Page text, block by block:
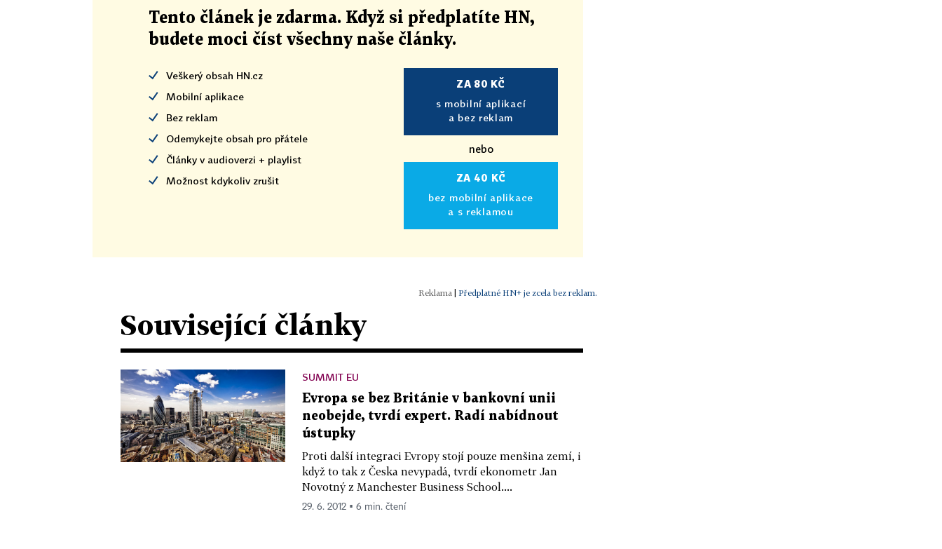
Tento článek je zdarma. Když si předplatíte HN,
budete moci číst všechny naše články.
Veškerý obsah HN.cz
Mobilní aplikace
Bez reklam
Odemykejte obsah pro přátele
Články v audioverzi + playlist
Možnost kdykoliv zrušit
ZA 80 KČ
s mobilní aplikací
a bez reklam
nebo
ZA 40 KČ
bez mobilní aplikace
a s reklamou
| Předplatné HN+ je zcela bez reklam.
Související články
SUMMIT EU
Evropa se bez Británie v bankovní unii
neobejde, tvrdí expert. Radí nabídnout
ústupky
Proti další integraci Evropy stojí pouze menšina zemí, i
když to tak z Česka nevypadá, tvrdí ekonometr Jan
Novotný z Manchester Business School....
29. 6. 2012 ▪ 6 min. čtení